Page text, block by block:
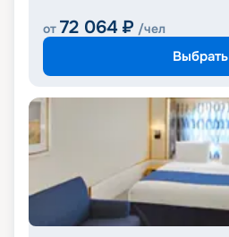
от 72 064 ₽ /чел
Выбрать